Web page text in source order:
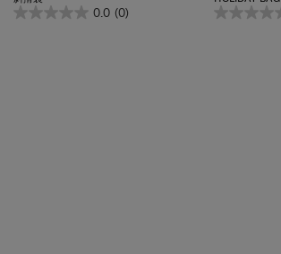
0.0 (0)